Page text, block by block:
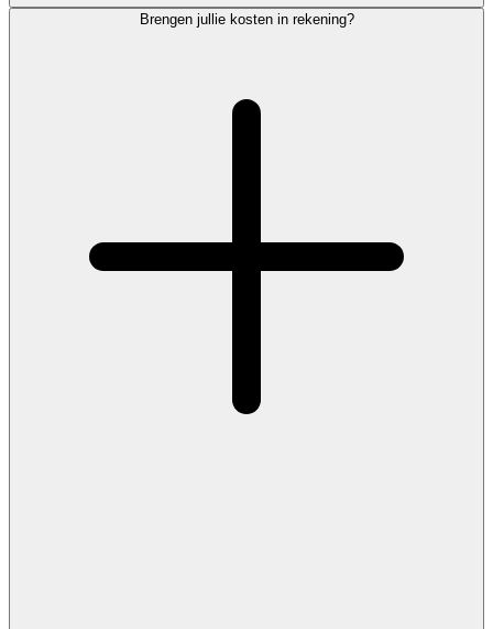
Brengen jullie kosten in rekening?